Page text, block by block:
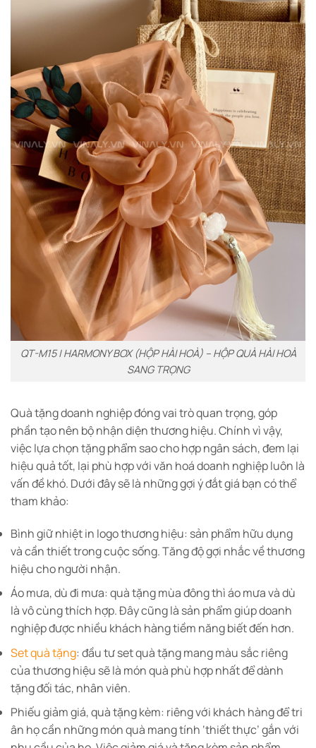
QT-M15 | HARMONY BOX (HỘP HÀI HOÀ) – HỘP QUÀ HÀI HOÀ
SANG TRỌNG
Quà tặng doanh nghiệp đóng vai trò quan trọng, góp
phần tạo nên bộ nhận diện thương hiệu. Chính vì vậy,
việc lựa chọn tặng phẩm sao cho hợp ngân sách, đem lại
hiệu quả tốt, lại phù hợp với văn hoá doanh nghiệp luôn là
vấn đề khó. Dưới đây sẽ là những gợi ý đắt giá bạn có thể
tham khảo:
Bình giữ nhiệt in logo thương hiệu: sản phẩm hữu dụng
và cần thiết trong cuộc sống. Tăng độ gợi nhắc về thương
hiệu cho người nhận.
Áo mưa, dù đi mưa: quà tặng mùa đông thì áo mưa và dù
là vô cùng thích hợp. Đây cũng là sản phẩm giúp doanh
nghiệp được nhiều khách hàng tiềm năng biết đến hơn.
Set quà tặng: đầu tư set quà tặng mang màu sắc riêng
của thương hiệu sẽ là món quà phù hợp nhất để dành
tặng đối tác, nhân viên.
Phiếu giảm giá, quà tặng kèm: riêng với khách hàng để tri
ân họ cần những món quà mang tính ‘thiết thực’ gắn với